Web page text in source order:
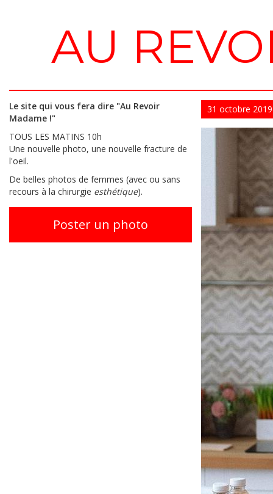
AU
Le site qui vous fera dire "Au Revoir
Madame !"
TOUS LES MATINS 10h
Une nouvelle photo, une nouvelle fracture de
l'oeil.
De belles photos de femmes (avec ou sans
recours à la chirurgie esthétique).
Poster un photo
31 octobre 2019